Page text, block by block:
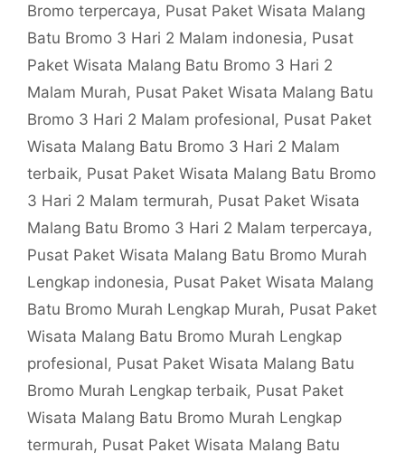
Bromo terpercaya, Pusat Paket Wisata Malang
Batu Bromo 3 Hari 2 Malam indonesia, Pusat
Paket Wisata Malang Batu Bromo 3 Hari 2
Malam Murah, Pusat Paket Wisata Malang Batu
Bromo 3 Hari 2 Malam profesional, Pusat Paket
Wisata Malang Batu Bromo 3 Hari 2 Malam
terbaik, Pusat Paket Wisata Malang Batu Bromo
3 Hari 2 Malam termurah, Pusat Paket Wisata
Malang Batu Bromo 3 Hari 2 Malam terpercaya,
Pusat Paket Wisata Malang Batu Bromo Murah
Lengkap indonesia, Pusat Paket Wisata Malang
Batu Bromo Murah Lengkap Murah, Pusat Paket
Wisata Malang Batu Bromo Murah Lengkap
profesional, Pusat Paket Wisata Malang Batu
Bromo Murah Lengkap terbaik, Pusat Paket
Wisata Malang Batu Bromo Murah Lengkap
termurah, Pusat Paket Wisata Malang Batu